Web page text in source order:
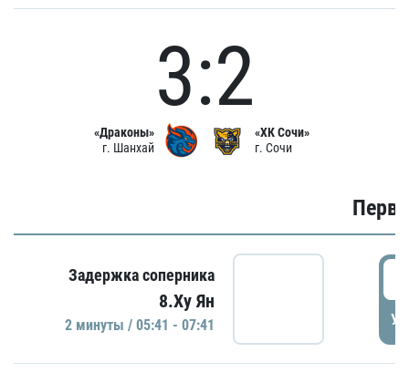
«Драконы»
г. Шанхай
3:2
«ХК Сочи»
г. Сочи
Задержка соперника
8.Ху Ян
2 минуты / 05:41 - 07:41